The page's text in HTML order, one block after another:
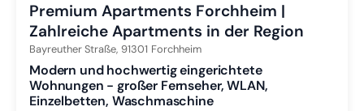
Premium Apartments Forchheim |
Zahlreiche Apartments in der Region
Bayreuther Straße, 91301 Forchheim
Modern und hochwertig eingerichtete
Wohnungen - großer Fernseher, WLAN,
Einzelbetten, Waschmaschine